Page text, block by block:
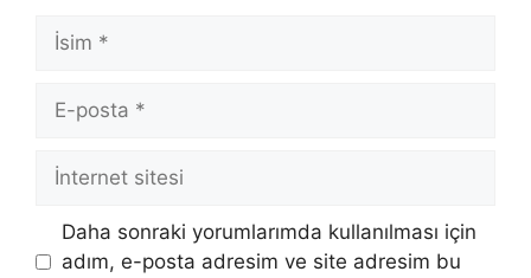
İsim
posta
İnternet
Daha sonraki yorumlarımda kullanılması için
adım, e-posta adresim ve site adresim bu